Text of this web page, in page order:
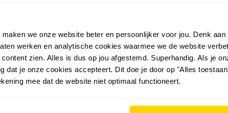
we onze website beter en persoonlijker voor jou. Denk aan
werken en analytische cookies waarmee we de website
zien. Alles is dus op jou afgestemd. Superhandig. Als je
dat je onze cookies accepteert. Dit doe je door op "Alles
mee dat de website niet optimaal functioneert.